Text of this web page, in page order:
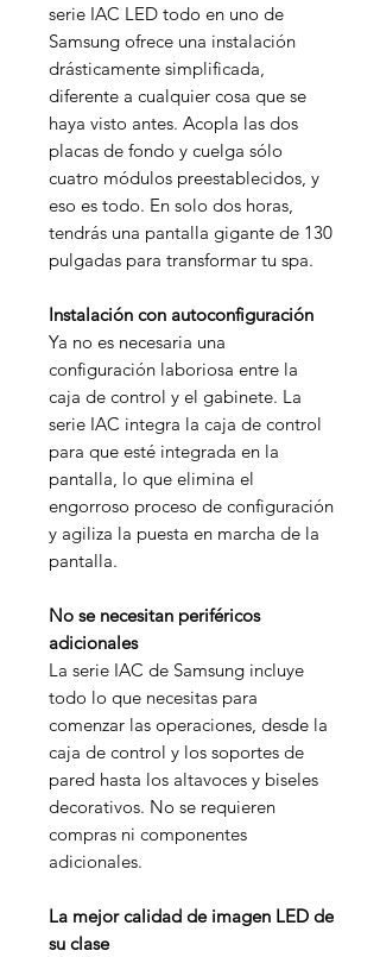
serie IAC LED todo en uno de
Samsung ofrece una instalación
drásticamente simplificada,
diferente a cualquier cosa que se
haya visto antes. Acopla las dos
placas de fondo y cuelga sólo
cuatro módulos preestablecidos, y
eso es todo. En solo dos horas,
tendrás una pantalla gigante de 130
pulgadas para transformar tu spa.
Instalación con autoconfiguración
Ya no es necesaria una
configuración laboriosa entre la
caja de control y el gabinete. La
serie IAC integra la caja de control
para que esté integrada en la
pantalla, lo que elimina el
engorroso proceso de configuración
y agiliza la puesta en marcha de la
pantalla.
No se necesitan periféricos
adicionales
La serie IAC de Samsung incluye
todo lo que necesitas para
comenzar las operaciones, desde la
caja de control y los soportes de
pared hasta los altavoces y biseles
decorativos. No se requieren
compras ni componentes
adicionales.
La mejor calidad de imagen LED de
su clase